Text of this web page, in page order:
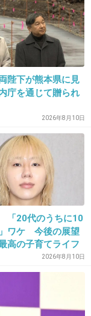
-2
ANNニュースか
代だからね つい
報は アイドル辞め
+0 -0
陛下が熊本県に見
庁を通じて贈られ
2026年8月10日
「20代のうちに10
ワケ 今後の展望
高の子育てライフ
2026年8月10日